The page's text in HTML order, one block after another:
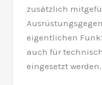
zusätzlich
eigentlichen
auch für
eingesetzt